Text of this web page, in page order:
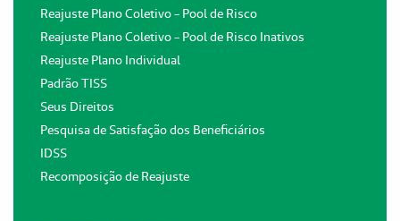
Reajuste Plano Coletivo - Pool de Risco
Reajuste Plano Coletivo - Pool de Risco Inativos
Reajuste Plano Individual
Padrão TISS
Seus Direitos
Pesquisa de Satisfação dos Beneficiários
IDSS
Recomposição de Reajuste